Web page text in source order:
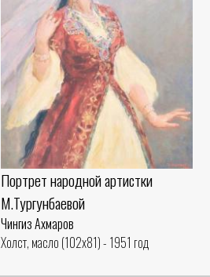
Портрет народной артистки
М.Тургунбаевой
Чингиз Ахмаров
Холст, масло (102x81) - 1951 год